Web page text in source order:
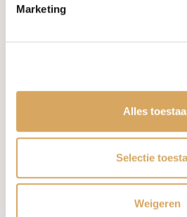
Marketing
Alles
Selectie
Weigeren
Leveringsvoorwaarden
Privacy Policy